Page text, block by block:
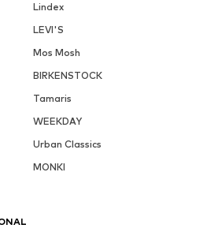
Lindex
LEVI'S
Mos Mosh
BIRKENSTOCK
Tamaris
WEEKDAY
Urban Classics
MONKI